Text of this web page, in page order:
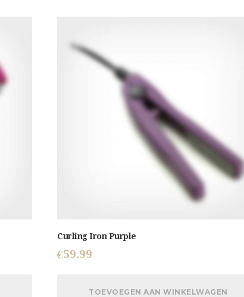
Curling Iron Purple
€59.99
TOEVOEGEN AAN WINKELWAGEN